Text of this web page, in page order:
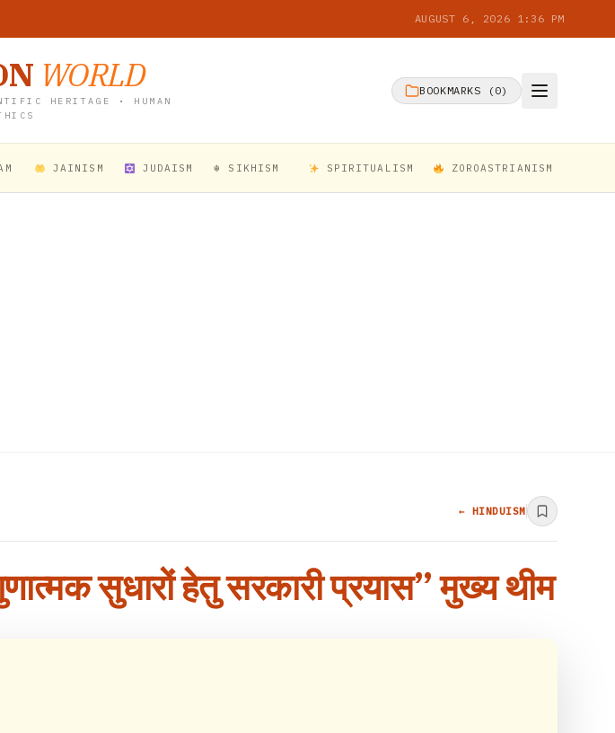
AUGUST 6, 2026 1:36 PM
WORLD
HERITAGE • HUMAN
BOOKMARKS ( 0)
JAINISM JUDAISM ☬ SIKHISM SPIRITUALISM ZOROASTRIANISM
← HINDUISM
सुधारों हेतु सरकारी प्रयास” मुख्य थीम